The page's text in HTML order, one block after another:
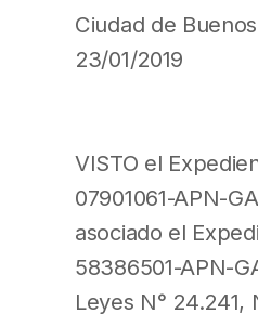
Ciudad de
23/01/2019
VISTO el
07901061-APN-
asociado el
58386501-APN-
Leyes N° 24.241,